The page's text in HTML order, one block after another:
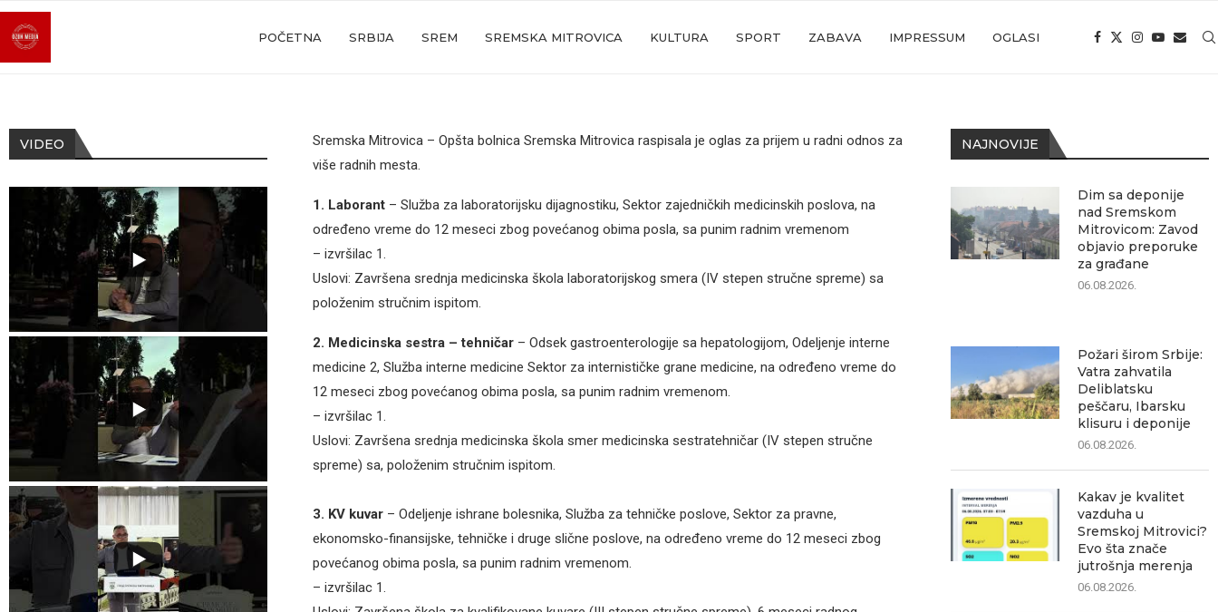
POČETNA SRBIJA SREM SREMSKA MITROVICA KULTURA SPORT ZABAVA IMPRESSUM OGLASI
Sremska Mitrovica – Opšta bolnica Sremska Mitrovica raspisala je oglas za prijem u radni odnos za
više radnih mesta.
1. Laborant– Služba za laboratorijsku dijagnostiku, Sektor zajedničkih medicinskih poslova, na
određeno vreme do 12 meseci zbog povećanog obima posla, sa punim radnim vremenom
– izvršilac 1.
Uslovi: Završena srednja medicinska škola laboratorijskog smera (IV stepen stručne spreme) sa
položenim stručnim ispitom.
2. Medicinska sestra – tehničar– Odsek gastroenterologije sa hepatologijom, Odeljenje interne
medicine 2, Služba interne medicine Sektor za internističke grane medicine, na određeno vreme do
12 meseci zbog povećanog obima posla, sa punim radnim vremenom.
– izvršilac 1.
Uslovi: Završena srednja medicinska škola smer medicinska sestratehničar (IV stepen stručne
spreme) sa, položenim stručnim ispitom.
3. KV kuvar– Odeljenje ishrane bolesnika, Služba za tehničke poslove, Sektor za pravne,
ekonomsko-finansijske, tehničke i druge slične poslove, na određeno vreme do 12 meseci zbog
povećanog obima posla, sa punim radnim vremenom.
– izvršilac 1.
NAJNOVIJE
Dim sa deponije
nad Sremskom
Mitrovicom: Zavod
objavio preporuke
za građane
06.08.2026.
Požari širom Srbije:
Vatra zahvatila
Deliblatsku
peščaru, Ibarsku
klisuru i deponije
06.08.2026.
Kakav je kvalitet
vazduha u
Sremskoj Mitrovici?
Evo šta znače
jutrošnja merenja
06.08.2026.
VIDEO